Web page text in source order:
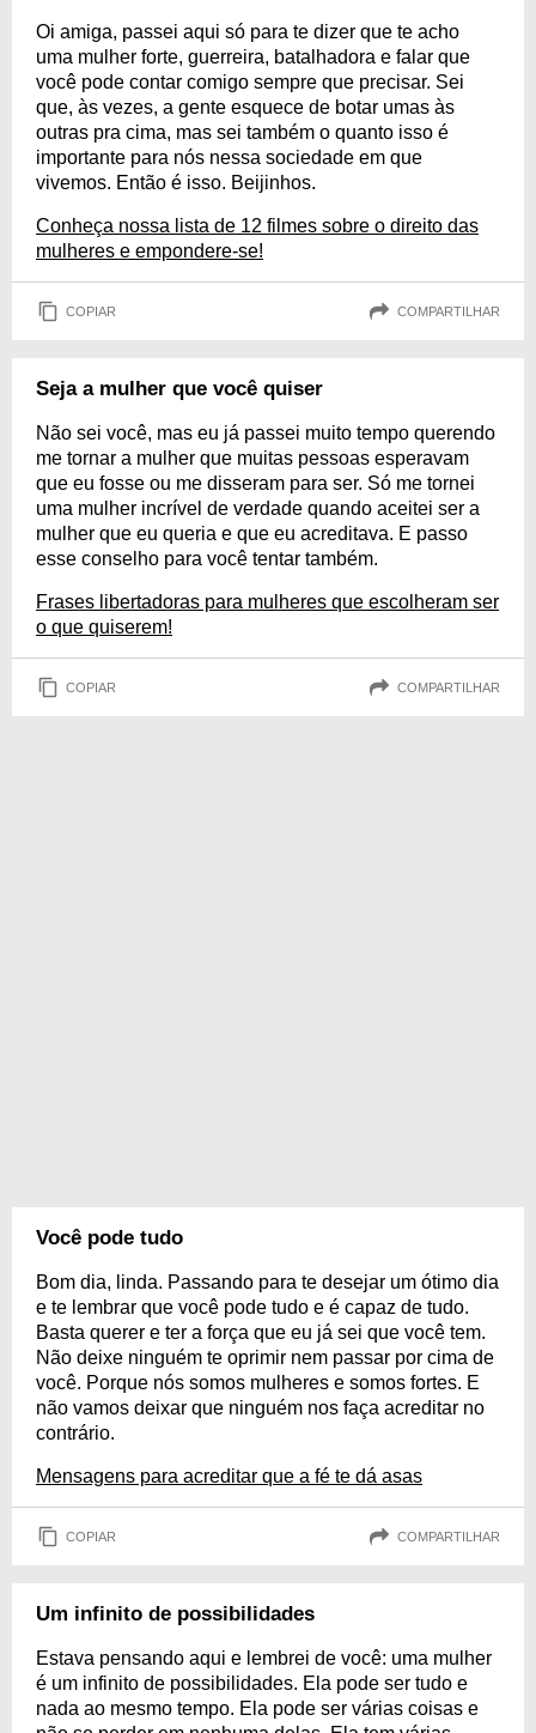
Oi amiga, passei aqui só para te dizer que te acho
uma mulher forte, guerreira, batalhadora e falar que
você pode contar comigo sempre que precisar. Sei
que, às vezes, a gente esquece de botar umas às
outras pra cima, mas sei também o quanto isso é
importante para nós nessa sociedade em que
vivemos. Então é isso. Beijinhos.
Conheça nossa lista de 12 filmes sobre o direito das
mulheres e empondere-se!
COPIAR COMPARTILHAR
Seja a mulher que você quiser
Não sei você, mas eu já passei muito tempo querendo
me tornar a mulher que muitas pessoas esperavam
que eu fosse ou me disseram para ser. Só me tornei
uma mulher incrível de verdade quando aceitei ser a
mulher que eu queria e que eu acreditava. E passo
esse conselho para você tentar também.
Frases libertadoras para mulheres que escolheram ser
o que quiserem!
COPIAR COMPARTILHAR
Você pode tudo
Bom dia, linda. Passando para te desejar um ótimo dia
e te lembrar que você pode tudo e é capaz de tudo.
Basta querer e ter a força que eu já sei que você tem.
Não deixe ninguém te oprimir nem passar por cima de
você. Porque nós somos mulheres e somos fortes. E
não vamos deixar que ninguém nos faça acreditar no
contrário.
Mensagens para acreditar que a fé te dá asas
COPIAR COMPARTILHAR
Um infinito de possibilidades
Estava pensando aqui e lembrei de você: uma mulher
é um infinito de possibilidades. Ela pode ser tudo e
nada ao mesmo tempo. Ela pode ser várias coisas e